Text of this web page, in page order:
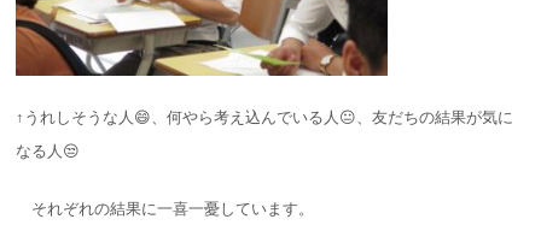
↑うれしそうな人😄、何やら考え込んでいる人😐、友だちの結果が気に
なる人😒
それぞれの結果に一喜一憂しています。